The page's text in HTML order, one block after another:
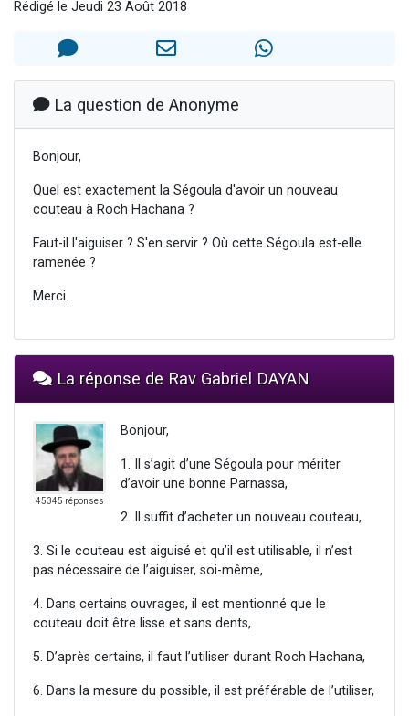
Il reste 49 places pour étudier en groupe sur Zoom
12 nouvelles musiques dans Torah-Box Music
2 personnes viennent de nous rejoindre sur WhatsApp
Rédigé le Jeudi 23 Août 2018
La question de Anonyme
Bonjour,
Quel est exactement la Ségoula d'avoir un nouveau
couteau à Roch Hachana ?
Faut-il l'aiguiser ? S'en servir ? Où cette Ségoula est-elle
ramenée ?
Merci.
La réponse de Rav Gabriel DAYAN
45345 réponses
Bonjour,
1. Il s’agit d’une Ségoula pour mériter
d’avoir une bonne Parnassa,
2. Il suffit d’acheter un nouveau couteau,
3. Si le couteau est aiguisé et qu’il est utilisable, il n’est
pas nécessaire de l’aiguiser, soi-même,
4. Dans certains ouvrages, il est mentionné que le
couteau doit être lisse et sans dents,
5. D’après certains, il faut l’utiliser durant Roch Hachana,
6. Dans la mesure du possible, il est préférable de l’utiliser,